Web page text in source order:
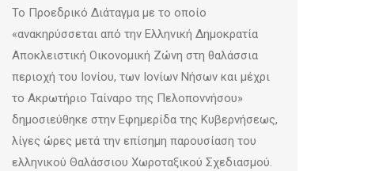
Το Προεδρικό Διάταγμα με το οποίο
«ανακηρύσσεται από την Ελληνική Δημοκρατία
Αποκλειστική Οικονομική Ζώνη στη θαλάσσια
περιοχή του Ιονίου, των Ιονίων Νήσων και μέχρι
το Ακρωτήριο Ταίναρο της Πελοποννήσου»
δημοσιεύθηκε στην Εφημερίδα της Κυβερνήσεως,
λίγες ώρες μετά την επίσημη παρουσίαση του
ελληνικού Θαλάσσιου Χωροταξικού Σχεδιασμού.